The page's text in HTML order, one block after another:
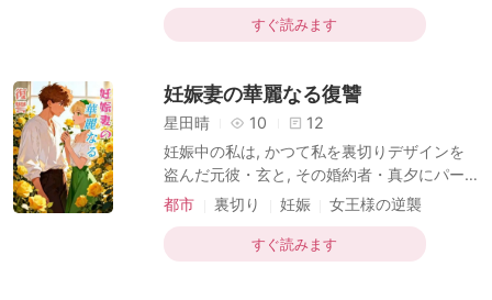
三年後, 私が夫の主催するパーティーに顔を
出すと, 元婚約者は私が落ちぶれたと勘違い
彼の妻は嫉妬に狂い, 私の手にフォークを突
き刺したのだ. 手のひらから鮮血が滴り落ち
になったのか, 想像すらしていないのだと. そ
の時, 会場が凍りついた. 「氷の皇帝」と恐れ
られる夫が, 息子を抱いて現れたからだ
ベビー助攻
フラッシュバック
すぐ読みます
妊娠妻の華麗なる復讐
星田晴 10
12
妊娠中の私は, かつて私を裏切りデザインを
盗んだ元彼・玄と, その婚約者・真夕にパー
ティー会場で囲まれていた. 「こんな安っぽ
するなんて! 」 真夕はそう叫び, 夫が贈ってく
れた数億円のネックレス『セイレーンの涙』
都市 裏切り 妊娠
女王様の逆襲
ベビー助攻
複数のアイデンティティ
すぐ読みます